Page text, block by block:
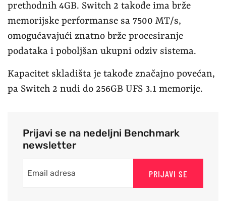
prethodnih 4GB. Switch 2 takođe ima brže
memorijske performanse sa 7500 MT/s,
omogućavajući znatno brže procesiranje
podataka i poboljšan ukupni odziv sistema.
Kapacitet skladišta je takođe značajno povećan,
pa Switch 2 nudi do 256GB UFS 3.1 memorije.
Prijavi se na nedeljni Benchmark
newsletter
PRIJAVI SE